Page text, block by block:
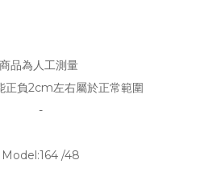
商品為人工測量
正負2cm左右屬於正常範圍
-
Model:164 /48